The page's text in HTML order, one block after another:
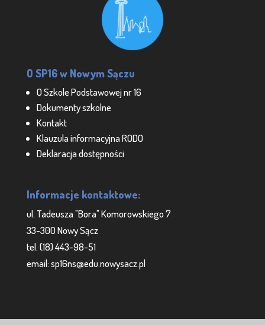
O SP16 w Nowym Sączu
O Szkole Podstawowej nr 16
Dokumenty szkolne
Kontakt
Klauzula informacyjna RODO
Deklaracja dostępności
Informacje kontaktowe:
ul. Tadeusza "Bora" Komorowskiego 7
33-300 Nowy Sącz
tel. (18) 443-98-51
email: sp16ns@edu.nowysacz.pl